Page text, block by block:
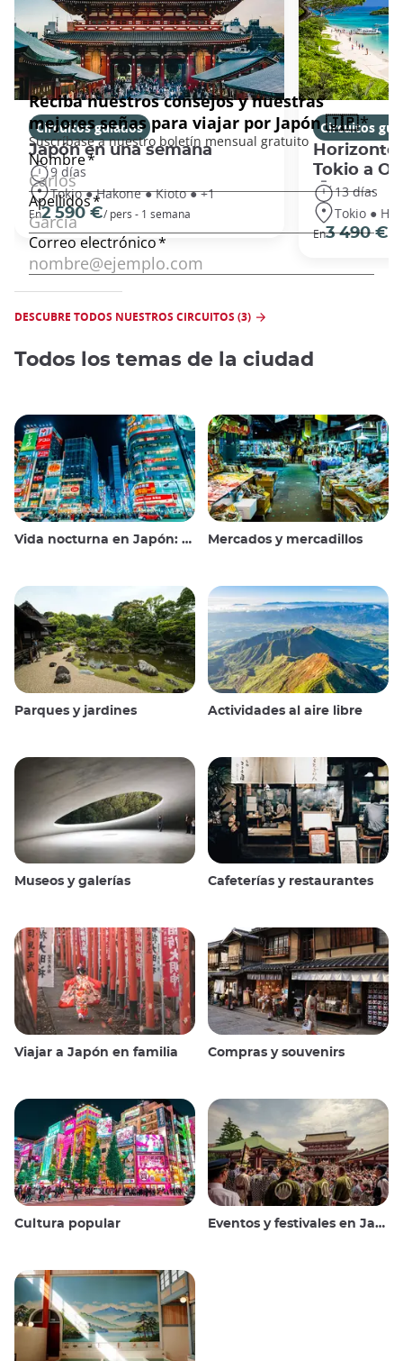
Circuitos guiados
Japón en una semana
9 días
Tokio ● Hakone ● Kioto ● +1
En2 590 €/ pers - 1 semana
Circuitos
Tokio a
13 días
Tokio ●
En3 490 €
DESCUBRE TODOS NUESTROS CIRCUITOS (3)
Todos los temas de la ciudad
Vida nocturna en Japón: salir, ver y beber Mercados y mercadillos
Parques y jardines Actividades al aire libre
Museos y galerías Cafeterías y restaurantes
Viajar a Japón en familia Compras y souvenirs
Cultura popular Eventos y festivales en Japón